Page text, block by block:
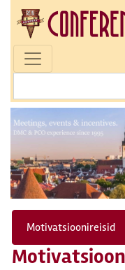
Motivatsioonireisid